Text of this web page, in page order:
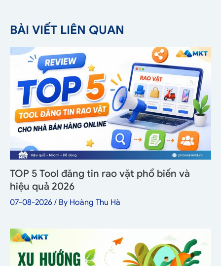
BÀI VIẾT LIÊN QUAN
TOP 5 Tool đăng tin rao vặt phổ biến và
hiệu quả 2026
07-08-2026 / By Hoàng Thu Hà